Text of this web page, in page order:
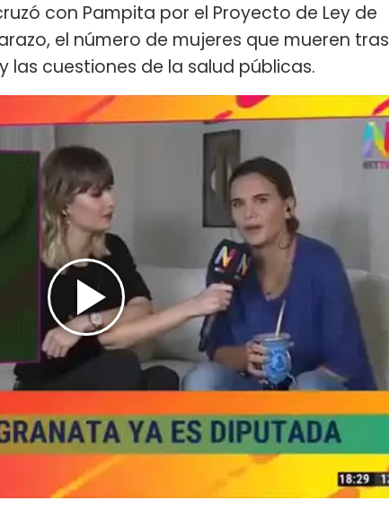
con Pampita por el Proyecto de Ley de
el número de mujeres que mueren tras
cuestiones de la salud públicas.